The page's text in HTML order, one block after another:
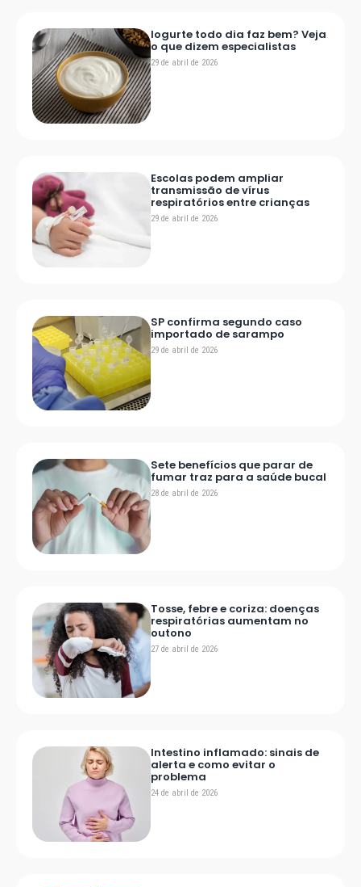
Iogurte todo dia faz bem? Veja
o que dizem especialistas
29 de abril de 2026
Escolas podem ampliar
transmissão de vírus
respiratórios entre crianças
29 de abril de 2026
SP confirma segundo caso
importado de sarampo
29 de abril de 2026
Sete benefícios que parar de
fumar traz para a saúde bucal
28 de abril de 2026
Tosse, febre e coriza: doenças
respiratórias aumentam no
outono
27 de abril de 2026
Intestino inflamado: sinais de
alerta e como evitar o
problema
24 de abril de 2026